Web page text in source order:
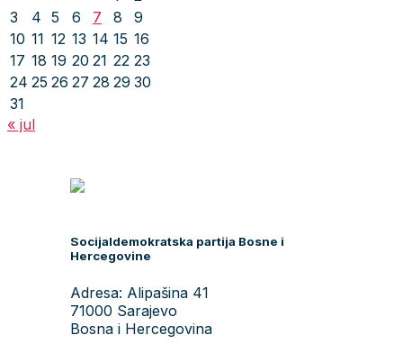
3
4 5 6 7 8
9
10 11 12 13 14 15 16
17 18 19 20 21 22 23
24 25 26 27 28 29 30
31
« jul
Socijaldemokratska partija Bosne i
Hercegovine
Adresa: Alipašina 41
71000 Sarajevo
Bosna i Hercegovina